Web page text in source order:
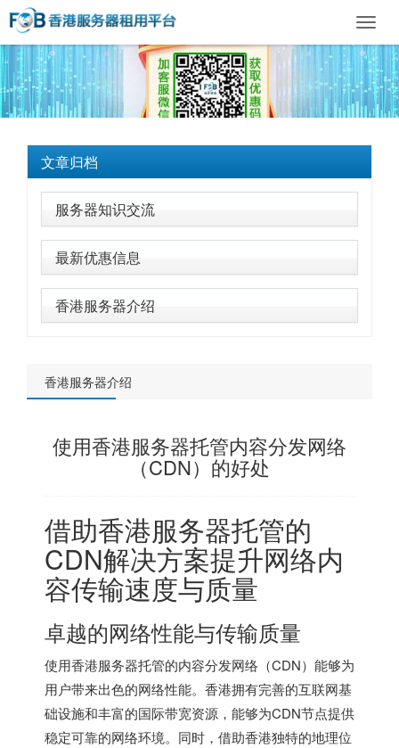
文章归档
服务器知识交流
最新优惠信息
香港服务器介绍
香港服务器介绍
使用香港服务器托管内容分发网络
（CDN）的好处
借助香港服务器托管的
CDN解决方案提升网络内
容传输速度与质量
卓越的网络性能与传输质量
使用香港服务器托管的内容分发网络（CDN）能够为
用户带来出色的网络性能。香港拥有完善的互联网基
础设施和丰富的国际带宽资源，能够为CDN节点提供
稳定可靠的网络环境。同时，借助香港独特的地理位